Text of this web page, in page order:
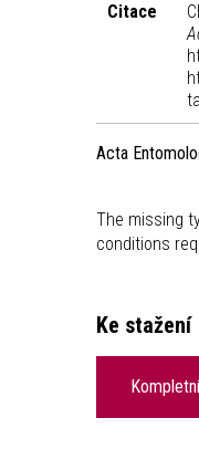
Citace
Acta
The missing
conditions
Ke stažení